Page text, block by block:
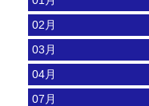
02月
03月
04月
07月